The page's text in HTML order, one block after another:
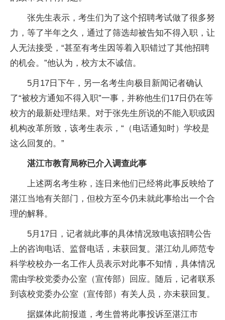
张先生表示，考生们为了这个招聘考试做了很多努
力，等了半年之久，通过了筛选却被告知不得入职，让
人无法接受，“甚至有考生因等着入职错过了其他招聘
的机会。”他认为，校方太不诚信。
5月17日下午，另一名考生向极目新闻记者确认
了“被校方通知不得入职”一事，并称他生们17日仍在等
校方的最新处理结果。对于张先生所说的不能入职或因
机构改革所致，该考生表示，“（电话通知时）学校是
这么回复的。”
湛江市教育局称已介入调查此事
上述两名考生称，连日来他们已经将此事反映给了
湛江当地有关部门，但校方至今仍未就此事给出一个合
理的解释。
5月17日，记者就此事的具体情况致电该招聘公告
上的咨询电话、监督电话，未获回复。湛江幼儿师范专
科学校校办一名工作人员表示对此事不知情，具体情况
需由学校党委办公室（宣传部）回应。随后，记者联系
到该校党委办公室（宣传部）有关人员，亦未获回复。
据媒体此前报道，考生曾将此事投诉至湛江市